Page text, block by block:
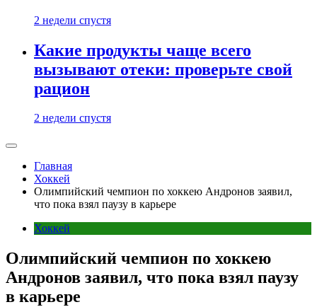
2 недели спустя
Какие продукты чаще всего
вызывают отеки: проверьте свой
рацион
2 недели спустя
Главная
Хоккей
Олимпийский чемпион по хоккею Андронов заявил,
что пока взял паузу в карьере
Хоккей
Олимпийский чемпион по хоккею
Андронов заявил, что пока взял паузу
в карьере